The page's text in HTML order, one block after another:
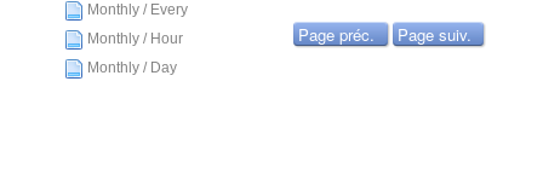
Monthly / Every
Monthly / Hour
Monthly / Day
Page préc. Page suiv.